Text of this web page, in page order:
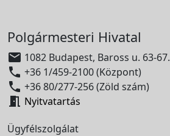
Polgármesteri Hivatal
 1082 Budapest, Baross u. 63-67.
 +36 1/459-2100 (Központ)
 +36 80/277-256 (Zöld szám)
 Nyitvatartás
Ügyfélszolgálat